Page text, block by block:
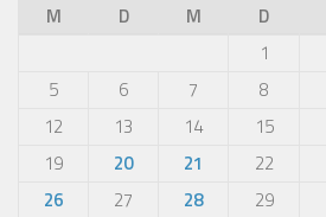
M
D M D
1
5
6 7 8
12
13 14 15
19
20 21 22
26
27 28 29